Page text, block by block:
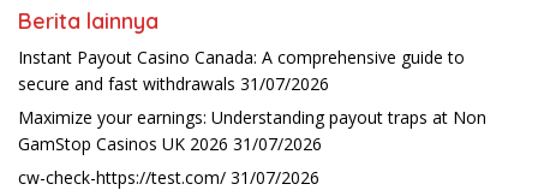
Berita lainnya
Instant Payout Casino Canada: A comprehensive guide to
secure and fast withdrawals 31/07/2026
Maximize your earnings: Understanding payout traps at Non
GamStop Casinos UK 2026 31/07/2026
cw-check-https://test.com/ 31/07/2026